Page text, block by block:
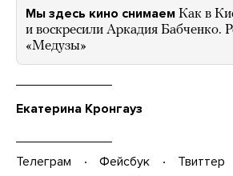
Мы здесь кино снимаем Как в
и воскресили Аркадия Бабченко.
«Медузы»
Екатерина Кронгауз
Телеграм Фейсбук Твиттер